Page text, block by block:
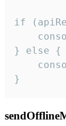
if
} else {
}